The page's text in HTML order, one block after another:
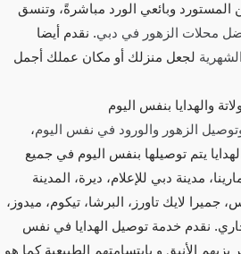
المستورد وبائعي الورد مباشرةً، وتنسق
محلات الزهور في دبي. نقدم أيضا
لجعل منزلك أو مكان عملك أجمل
والهدايا بنفس اليوم
الزهور والورود في نفس اليوم،
يتم توصيلها بنفس اليوم في جميع
مدينة دبي للإعلام، ديرة، المدينة
جميرا لايك تاورز، البرشا، تيكوم، ميدوز،
نقدم خدمة توصيل الهدايا في نفس
الأنيق و بابتسامتهم الطبيعية كما هو